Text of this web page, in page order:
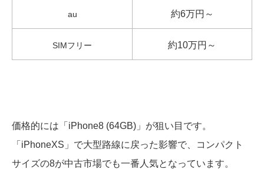
au 約6万円～
SIMフリー 約10万円～
価格的には「iPhone8 (64GB)」が狙い目です。
「iPhoneXS」で大型路線に戻った影響で、コンパクト
サイズの8が中古市場でも一番人気となっています。